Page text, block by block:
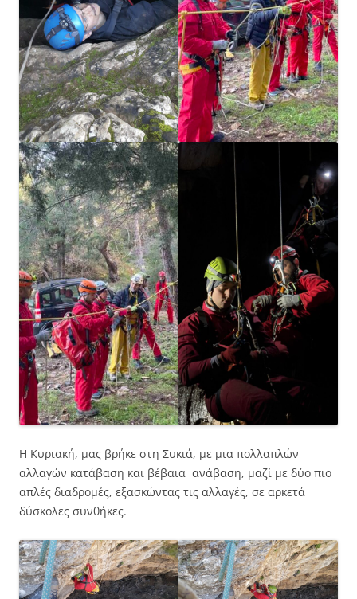
Η Κυριακή, μας βρήκε στη Συκιά, με μια πολλαπλών
αλλαγών κατάβαση και βέβαια ανάβαση, μαζί με δύο πιο
απλές διαδρομές, εξασκώντας τις αλλαγές, σε αρκετά
δύσκολες συνθήκες.